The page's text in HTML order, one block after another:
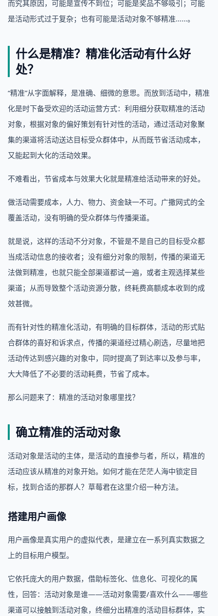
而究其原因，可能是宣传不到位；可能是奖品不够吸引；可能
是活动形式过于复杂；也有可能是活动对象不够精准……。
什么是精准？精准化活动有什么好
处？
“精准”从字面解释，是准确、细微的意思。而放到活动中，精准
化是时下备受欢迎的活动运营方式：利用细分获取精准的活动
对象，根据对象的偏好策划有针对性的活动，通过活动对象聚
集的渠道将活动送达目标受众群体中，从而既节省活动成本，
又能起到大化的活动效果。
不难看出，节省成本与效果大化就是精准给活动带来的好处。
做活动需要成本，人力、物力、资金缺一不可。广撒网式的全
覆盖活动，没有明确的受众群体与传播渠道。
就是说，这样的活动不分对象，不管是不是自己的目标受众都
当成活动信息的接收者；没有细分对象的限制，传播的渠道无
法做到精准，也就只能全部渠道都试一遍，或者主观选择某些
渠道；从而导致整个活动资源分散，终耗费高额成本收到的成
效甚微。
而有针对性的精准化活动，有明确的目标群体，活动的形式贴
合群体的喜好和诉求点，传播的渠道经过精心刷选，尽量地把
活动传达到感兴趣的对象中，同时提高了到达率以及参与率，
大大降低了不必要的活动耗费，节省了成本。
那么问题来了：精准的活动对象哪里找？
确立精准的活动对象
活动对象是活动的主体，是活动的直接参与者，所以，精准的
活动应该从精准的对象开始。如何才能在茫茫人海中锁定目
标，找到合适的那群人？草莓君在这里介绍一种方法。
搭建用户画像
用户画像是真实用户的虚拟代表，是建立在一系列真实数据之
上的目标用户模型。
它依托庞大的用户数据，借助标签化、信息化、可视化的属
性，回答：活动对象是谁——活动对象需要/喜欢什么——哪些
渠道可以接触到活动对象，终细分出精准的活动目标群体，实